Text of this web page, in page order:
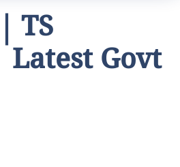
TS
Latest Govt